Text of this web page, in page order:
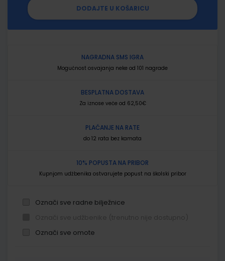
DODAJTE U KOŠARICU
NAGRADNA SMS IGRA
Mogućnost osvajanja neke od 101 nagrade
BESPLATNA DOSTAVA
Za iznose veće od 62,50€
PLAĆANJE NA RATE
do 12 rata bez kamata
10% POPUSTA NA PRIBOR
Kupnjom udžbenika ostvarujete popust na školski pribor
Označi sve radne bilježnice
Označi sve omote